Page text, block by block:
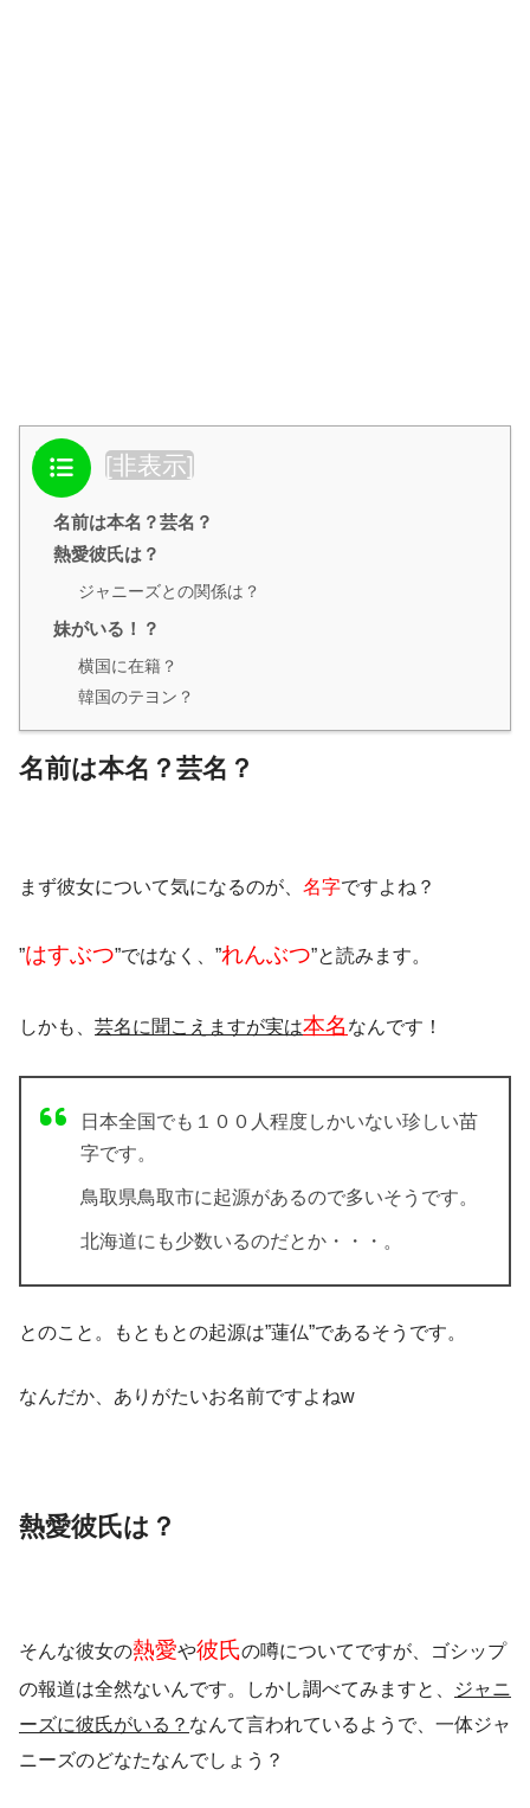
目次 [非表示]
名前は本名？芸名？
熱愛彼氏は？
ジャニーズとの関係は？
妹がいる！？
横国に在籍？
韓国のテヨン？
名前は本名？芸名？
まず彼女について気になるのが、 名字ですよね？
”はすぶつ”ではなく、”れんぶつ”と読みます。
しかも、 芸名に聞こえますが実は本名 なんです！
日本全国でも１００人程度しかいない珍しい苗
字です。
鳥取県鳥取市に起源があるので多いそうです。
北海道にも少数いるのだとか・・・。
とのこと。 もともとの起源は”蓮仏”であるそうです。
なんだか、ありがたいお名前ですよねw
熱愛彼氏は？
そんな彼女の熱愛や彼氏の噂についてですが、ゴシップ
の報道は全然ないんです。しかし調べてみますと、
ジャニ
ーズに彼氏がいる？ なんて言われているようで、一体ジャ
ニーズのどなたなんでしょう？